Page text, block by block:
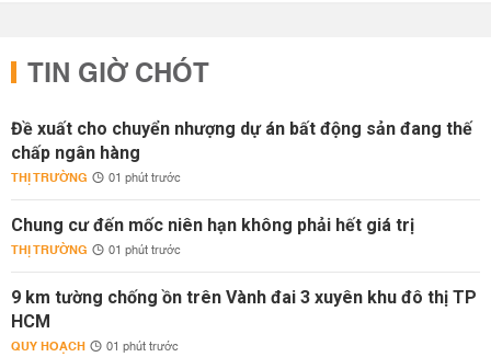
TIN GIỜ CHÓT
Đề xuất cho chuyển nhượng dự án bất động sản đang thế
chấp ngân hàng
THỊ TRƯỜNG 01 phút trước
Chung cư đến mốc niên hạn không phải hết giá trị
THỊ TRƯỜNG 01 phút trước
9 km tường chống ồn trên Vành đai 3 xuyên khu đô thị TP
HCM
QUY HOẠCH 01 phút trước